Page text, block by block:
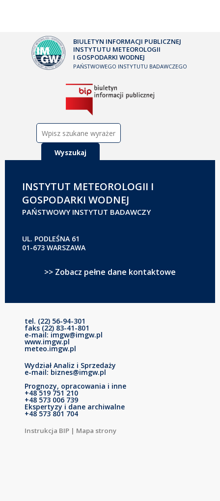
BIULETYN INFORMACJI PUBLICZNEJ
INSTYTUTU METEOROLOGII
I GOSPODARKI WODNEJ
PAŃSTWOWEGO INSTYTUTU BADAWCZEGO
INSTYTUT METEOROLOGII I
GOSPODARKI WODNEJ
PAŃSTWOWY INSTYTUT BADAWCZY
UL. PODLEŚNA 61
01-673 WARSZAWA
>> Zobacz pełne dane kontaktowe
tel. (22) 56-94-301
faks (22) 83-41-801
e-mail: imgw@imgw.pl
www.imgw.pl
meteo.imgw.pl
Wydział Analiz i Sprzedaży
e-mail: biznes@imgw.pl
Prognozy, opracowania i inne
+48 519 751 210
+48 573 006 739
Ekspertyzy i dane archiwalne
+48 573 801 704
Instrukcja BIP | Mapa strony